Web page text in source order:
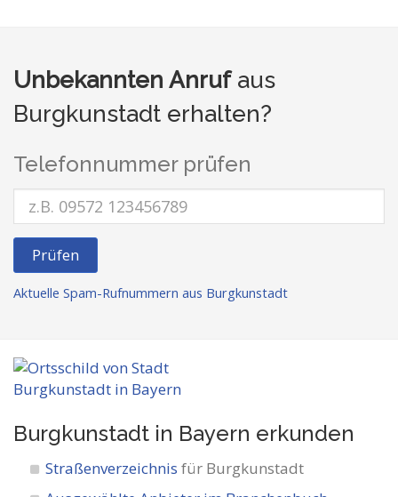
Unbekannten Anrufaus
Burgkunstadt erhalten?
Telefonnummer prüfen
Prüfen
Aktuelle Spam-Rufnummern aus Burgkunstadt
Burgkunstadt in Bayern erkunden
Straßenverzeichnis für Burgkunstadt